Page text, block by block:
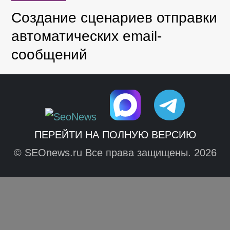
Создание сценариев отправки
автоматических email-
сообщений
ПЕРЕЙТИ НА ПОЛНУЮ ВЕРСИЮ
© SEOnews.ru Все права защищены. 2026